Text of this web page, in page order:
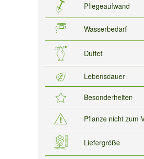
Pflegeaufwand
Wasserbedarf
Duftet
Lebensdauer
Besonderheiten
Pflanze nicht zum
Liefergröße